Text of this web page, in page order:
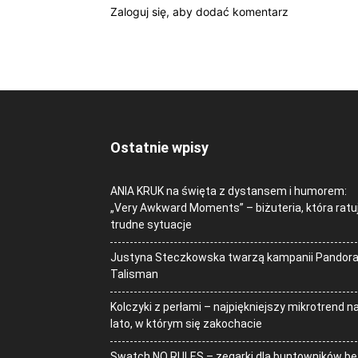
Zaloguj się, aby dodać komentarz
Ostatnie wpisy
ANIA KRUK na święta z dystansem i humorem:
„Very Awkward Moments” – biżuteria, która
trudne sytuacje
Justyna Steczkowska twarzą kampanii Pandora
Talisman
Kolczyki z perłami – najpiękniejszy mikrotrend na
lato, w którym się zakochacie